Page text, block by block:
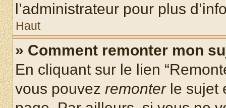
l’administrateur pour plus
Haut
» Comment remonter mon
En cliquant sur le lien
vous pouvez remonterle sujet